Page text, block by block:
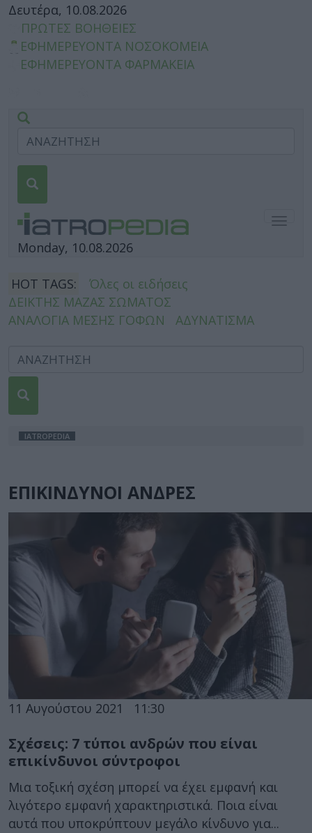
Δευτέρα, 10.08.2026
ΠΡΩΤΕΣ ΒΟΗΘΕΙΕΣ
ΕΦΗΜΕΡΕΥΟΝΤΑ ΝΟΣΟΚΟΜΕΙΑ
ΕΦΗΜΕΡΕΥΟΝΤΑ ΦΑΡΜΑΚΕΙΑ
Monday, 10.08.2026
HOT TAGS:
Όλες οι ειδήσεις
ΔΕΙΚΤΗΣ ΜΑΖΑΣ ΣΩΜΑΤΟΣ
ΑΝΑΛΟΓΙΑ ΜΕΣΗΣ ΓΟΦΩΝ
ΑΔΥΝΑΤΙΣΜΑ
IATROPEDIA
ΕΠΙΚΙΝΔΥΝΟΙ ΑΝΔΡΕΣ
11 Αυγούστου 2021 11:30
Σχέσεις: 7 τύποι ανδρών που είναι
επικίνδυνοι σύντροφοι
Μια τοξική σχέση μπορεί να έχει εμφανή και
λιγότερο εμφανή χαρακτηριστικά. Ποια είναι
αυτά που υποκρύπτουν μεγάλο κίνδυνο για...